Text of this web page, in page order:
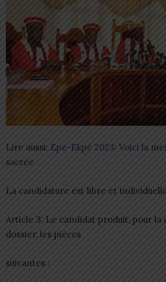
Lire aussi: Epé-Ekpé 2023: Voici la
sacrée
La candidature est libre et
Article 3: Le candidat produit, pour
dossier, les pièces
suivantes :